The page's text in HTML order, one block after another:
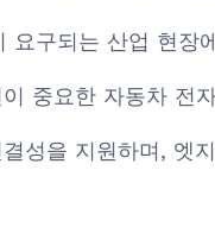
구되는 산업 현장
중요한 자동차 전
성을 지원하며, 엣